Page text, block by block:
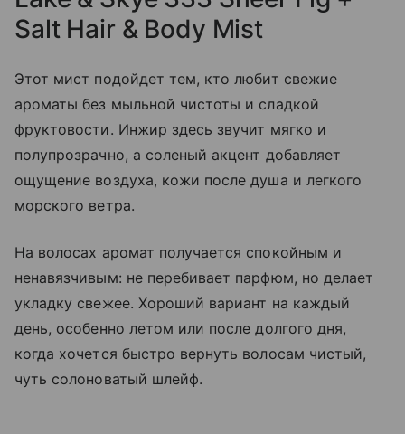
Salt Hair & Body Mist
Этот мист подойдет тем, кто любит свежие
ароматы без мыльной чистоты и сладкой
фруктовости. Инжир здесь звучит мягко и
полупрозрачно, а соленый акцент добавляет
ощущение воздуха, кожи после душа и легкого
морского ветра.
На волосах аромат получается спокойным и
ненавязчивым: не перебивает парфюм, но делает
укладку свежее. Хороший вариант на каждый
день, особенно летом или после долгого дня,
когда хочется быстро вернуть волосам чистый,
чуть солоноватый шлейф.